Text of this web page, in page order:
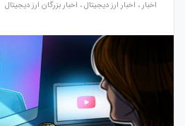
اخبار ، اخبار ارز دیجیتال، اخبار بزرگان ارز دیجیتال